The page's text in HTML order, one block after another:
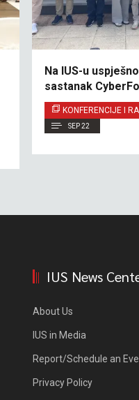
Na IUS-u
sastanak
KONFERENCIJE I
SEP 22
IUS News
About Us
IUS in Media
Report/Schedule an
Privacy Policy